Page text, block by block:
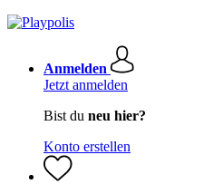
Anmelden
Jetzt anmelden
Bist du neu hier?
Konto erstellen